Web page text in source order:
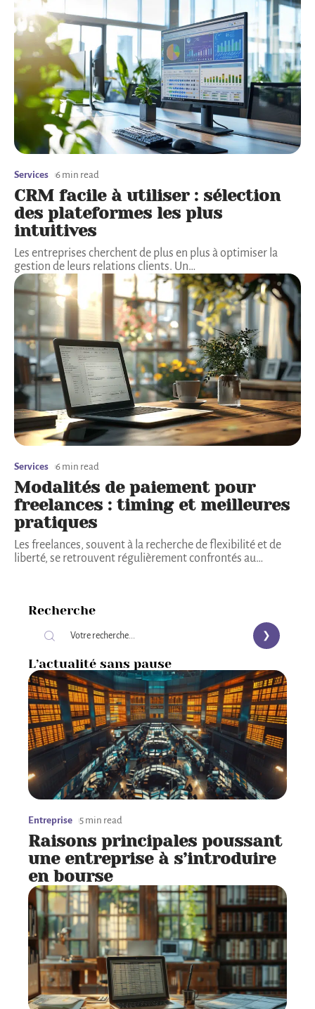
Services 6 min read
CRM facile à utiliser : sélection
des plateformes les plus
intuitives
Les entreprises cherchent de plus en plus à optimiser la
gestion de leurs relations clients. Un…
Services 6 min read
Modalités de paiement pour
freelances : timing et meilleures
pratiques
Les freelances, souvent à la recherche de flexibilité et de
liberté, se retrouvent régulièrement confrontés au…
Recherche
L’actualité sans pause
Entreprise 5 min read
Raisons principales poussant
une entreprise à s’introduire
en bourse